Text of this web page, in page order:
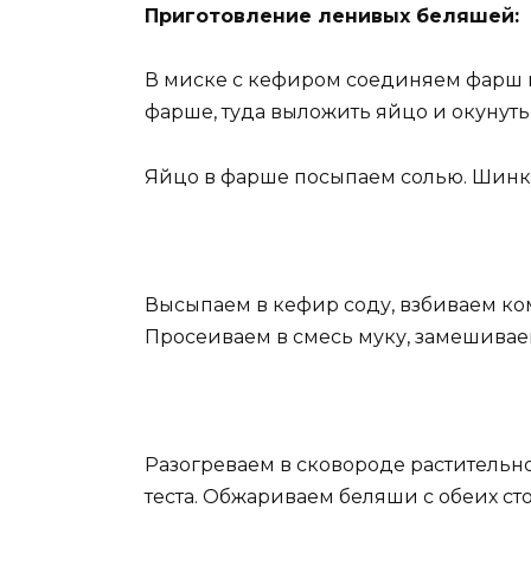
Приготовление ленивых беляшей:
В миске с кефиром соединяем фарш
фарше, туда выложить яйцо и
Яйцо в фарше посыпаем солью.
Высыпаем в кефир соду, взбиваем
Просеиваем в смесь муку,
Разогреваем в сковороде
теста. Обжариваем беляши с обеих